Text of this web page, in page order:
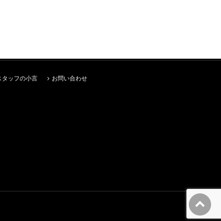
タッフの小言 お問い合わせ